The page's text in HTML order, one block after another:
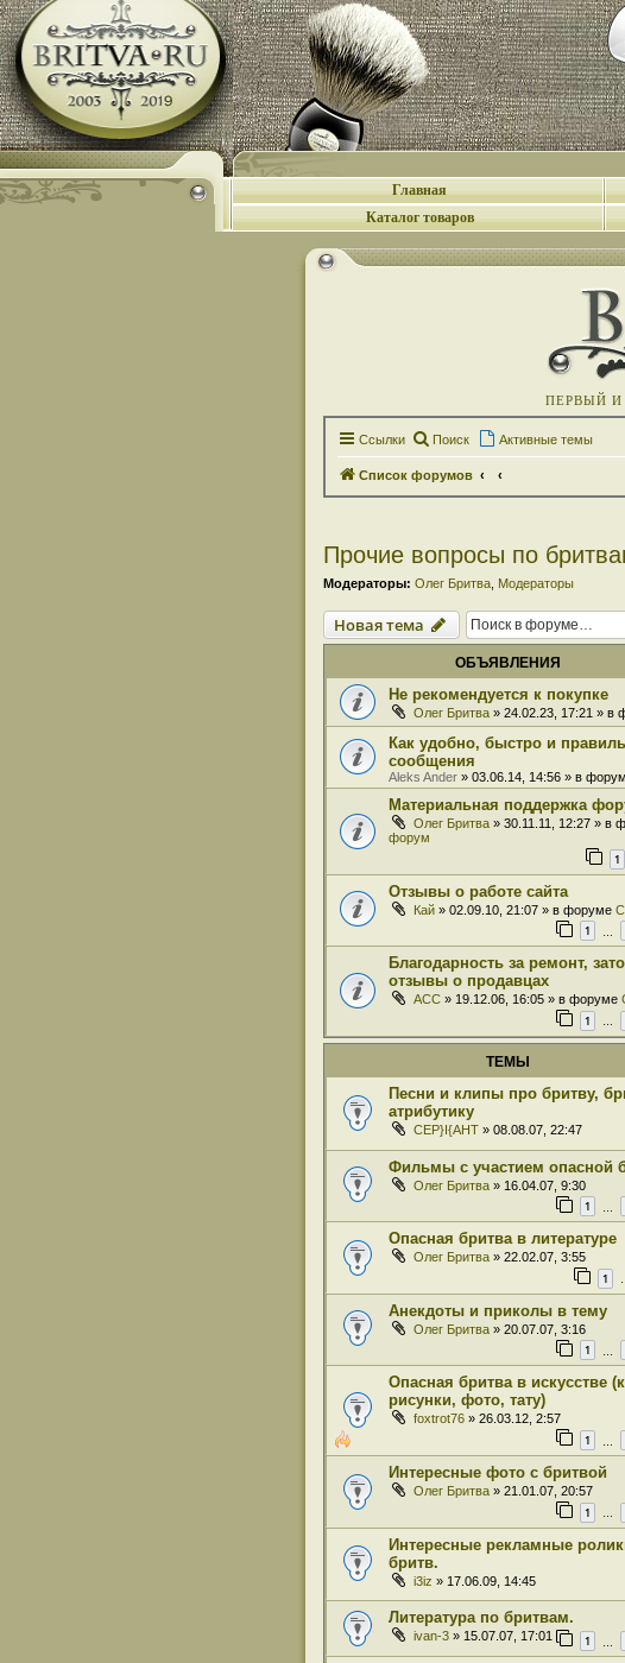
Главная
Каталог товаров
ПЕРВЫЙ И
Ссылки Поиск Активные темы
Список форумов
Прочие вопросы по
Модераторы: Олег Бритва Модераторы
Новая тема
ОБЪЯВЛЕНИЯ
Не рекомендуется к покупке
Олег Бритва » 24.02.23, 17:21 » в
Как удобно, быстро и
сообщения
Aleks Ander » 03.06.14, 14:56 » в
Материальная поддержка
Олег Бритва » 30.11.11, 12:27 » в
форум
1
Отзывы о работе сайта
Кай » 02.09.10, 21:07 » в форуме
1
Благодарность за ремонт,
отзывы о продавцах
ACC » 19.12.06, 16:05 » в форуме
1 …
ТЕМЫ
Песни и клипы про бритву,
атрибутику
CEP}I{AHT » 08.08.07, 22:47
Фильмы с участием опасной
Олег Бритва » 16.04.07, 9:30
1
Опасная бритва в литературе
Олег Бритва » 22.02.07, 3:55
1
Анекдоты и приколы в тему
Олег Бритва » 20.07.07, 3:16
1
Опасная бритва в искусстве
рисунки, фото, тату)
foxtrot76 » 26.03.12, 2:57
1
Интересные фото с бритвой
Олег Бритва » 21.01.07, 20:57
1 …
Интересные рекламные
бритв.
i3iz » 17.06.09, 14:45
Литература по бритвам.
ivan-3 » 15.07.07, 17:01 1